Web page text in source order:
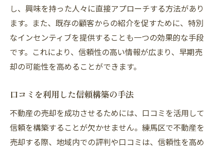
し、興味を持った人々に直接アプローチする方法があり
ます。また、既存の顧客からの紹介を促すために、特別
なインセンティブを提供することも一つの効果的な手段
です。これにより、信頼性の高い情報が広まり、早期売
却の可能性を高めることができます。
口コミを利用した信頼構築の手法
不動産の売却を成功させるためには、口コミを活用して
信頼を構築することが欠かせません。練馬区で不動産を
売却する際、地域内での評判や口コミは、信頼性を高め